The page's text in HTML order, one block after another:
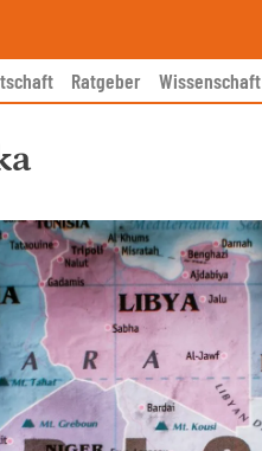
Ratgeber Wissenschaft